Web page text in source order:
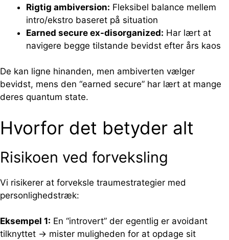
Rigtig ambiversion: Fleksibel balance mellem
intro/ekstro baseret på situation
Earned secure ex-disorganized: Har lært at
navigere begge tilstande bevidst efter års kaos
De kan ligne hinanden, men ambiverten vælger
bevidst, mens den “earned secure” har lært at mange
deres quantum state.
Hvorfor det betyder alt
Risikoen ved forveksling
Vi risikerer at forveksle traumestrategier med
personlighedstræk:
Eksempel 1: En “introvert” der egentlig er avoidant
tilknyttet → mister muligheden for at opdage sit